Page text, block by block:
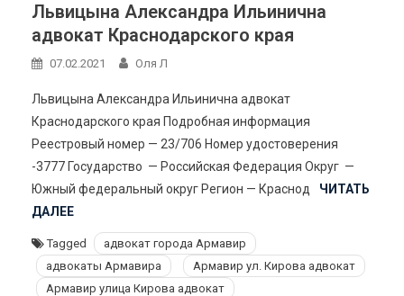
Львицына Александра Ильинична
адвокат Краснодарского края
07.02.2021 Оля Л
Львицына Александра Ильинична адвокат
Краснодарского края Подробная информация
Реестровый номер — 23/706 Номер удостоверения
-3777 Государство — Российская Федерация Округ —
Южный федеральный округ Регион — Краснод
ЧИТАТЬ
ДАЛЕЕ
Tagged
адвокат города Армавир
адвокаты Армавира
Армавир ул. Кирова адвокат
Армавир улица Кирова адвокат